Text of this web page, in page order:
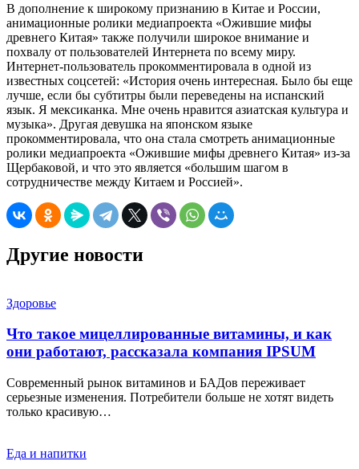
В дополнение к широкому признанию в Китае и России,
анимационные ролики медиапроекта «Ожившие мифы
древнего Китая» также получили широкое внимание и
похвалу от пользователей Интернета по всему миру.
Интернет-пользователь прокомментировала в одной из
известных соцсетей: «История очень интересная. Было бы еще
лучше, если бы субтитры были переведены на испанский
язык. Я мексиканка. Мне очень нравится азиатская культура и
музыка». Другая девушка на японском языке
прокомментировала, что она стала смотреть анимационные
ролики медиапроекта «Ожившие мифы древнего Китая» из-за
Щербаковой, и что это является «большим шагом в
сотрудничестве между Китаем и Россией».
Другие новости
Здоровье
Что такое мицеллированные витамины, и как
они работают, рассказала компания IPSUM
Современный рынок витаминов и БАДов переживает
серьезные изменения. Потребители больше не хотят видеть
только красивую…
Еда и напитки